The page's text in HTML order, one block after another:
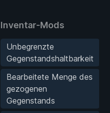
Inventar-Mods
Unbegrenzte
Gegenstandshaltbarkeit
Bearbeitete Menge des
gezogenen
Gegenstands